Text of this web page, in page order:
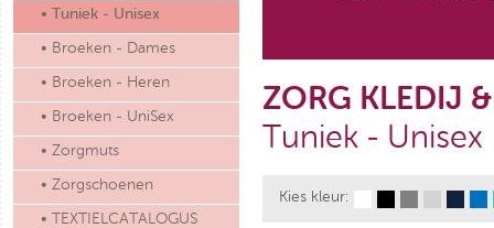
• Tuniek - Unisex
• Broeken - Dames
• Broeken - Heren
• Broeken - UniSex
• Zorgmuts
• Zorgschoenen
• TEXTIELCATALOGUS
ZORG KLEDIJ
Tuniek - Unisex
Kies kleur: